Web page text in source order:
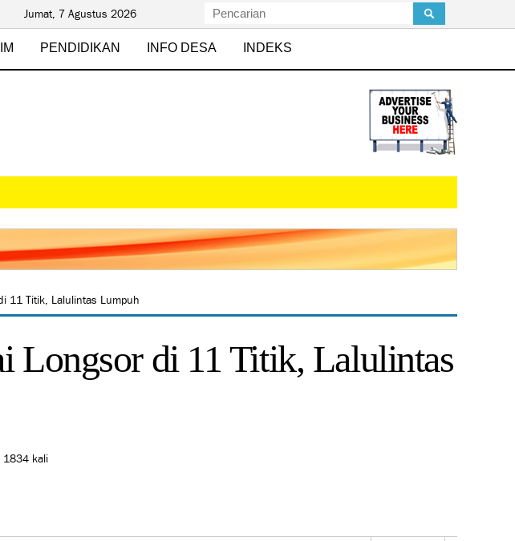
Jumat, 7 Agustus 2026
PENDIDIKAN INFO DESA INDEKS
11 Titik, Lalulintas Lumpuh
Longsor di 11 Titik, Lalulintas
1834 kali